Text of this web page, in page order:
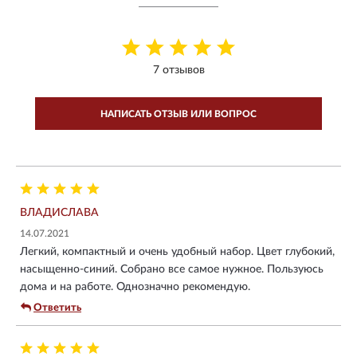
7 отзывов
НАПИСАТЬ ОТЗЫВ ИЛИ ВОПРОС
ВЛАДИСЛАВА
14.07.2021
Легкий, компактный и очень удобный набор. Цвет глубокий,
насыщенно-синий. Собрано все самое нужное. Пользуюсь
дома и на работе. Однозначно рекомендую.
Ответить